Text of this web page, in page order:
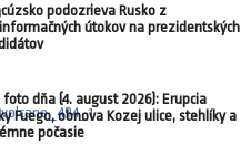
podozrieva Rusko z
útokov na prezidentských
foto dňa (4. august 2026): Erupcia
Fuego, obnova Kozej ulice, stehlíky a
počasie